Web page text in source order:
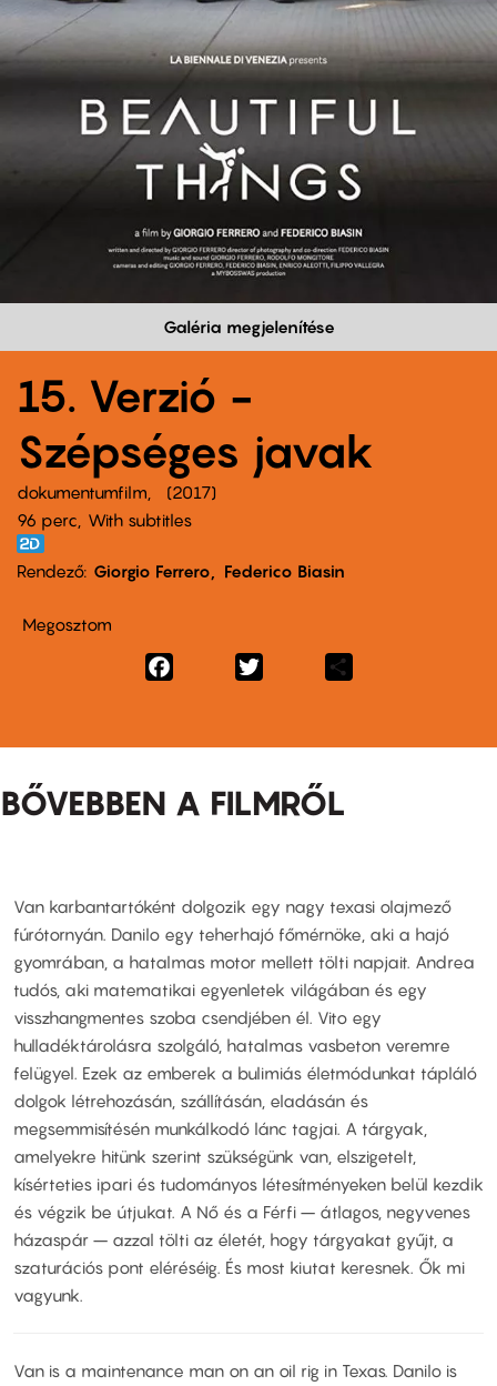
Galéria megjelenítése
15. Verzió -
Szépséges javak
dokumentumfilm
2017
96 perc,
With subtitles
Rendező Giorgio Ferrero Federico Biasin
Megosztom
Facebook
BŐVEBBEN A FILMRŐL
Van karbantartóként dolgozik egy nagy texasi olajmező
fúrótornyán. Danilo egy teherhajó főmérnöke, aki a hajó
gyomrában, a hatalmas motor mellett tölti napjait. Andrea
tudós, aki matematikai egyenletek világában és egy
visszhangmentes szoba csendjében él. Vito egy
hulladéktárolásra szolgáló, hatalmas vasbeton veremre
felügyel. Ezek az emberek a bulimiás életmódunkat tápláló
dolgok létrehozásán, szállításán, eladásán és
megsemmisítésén munkálkodó lánc tagjai. A tárgyak,
amelyekre hitünk szerint szükségünk van, elszigetelt,
kísérteties ipari és tudományos létesítményeken belül kezdik
és végzik be útjukat. A Nő és a Férfi – átlagos, negyvenes
házaspár – azzal tölti az életét, hogy tárgyakat gyűjt, a
szaturációs pont eléréséig. És most kiutat keresnek. Ők mi
vagyunk.
Van is a maintenance man on an oil rig in Texas. Danilo is